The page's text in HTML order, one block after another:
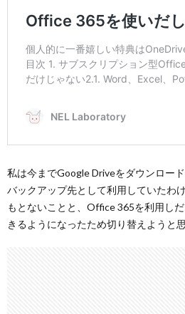
私は今までGoogle Driveをダウンロー
バックアップ先として利用していたわ
もとないことと、Office 365を利用し
きるようになったため切り替えようと思